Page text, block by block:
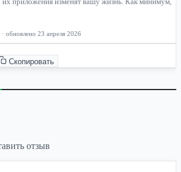
· обновлено 23 апреля 2026
Скопировать
отзыв